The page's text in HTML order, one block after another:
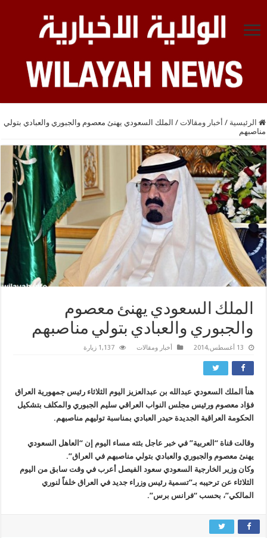
الرئيسية / أخبار ومقالات / الملك السعودي يهنئ معصوم والجبوري والعبادي بتولي
مناصبهم
الملك السعودي يهنئ معصوم
والجبوري والعبادي بتولي مناصبهم
13 أغسطس,2014 أخبار ومقالات 1,137 زيارة
هنأ الملك السعودي عبدالله بن عبدالعزيز اليوم الثلاثاء رئيس جمهورية العراق
فؤاد معصوم ورئيس مجلس النواب العراقي سليم الجبوري والمكلف بتشكيل
الحكومة العراقية الجديدة حيدر العبادي بمناسبة توليهم مناصبهم.
وقالت قناة “العربية” في خبر عاجل بثته مساء اليوم إن “العاهل السعودي
يهنئ معصوم والجبوري والعبادي بتولي مناصبهم في العراق”.
وكان وزير الخارجية السعودي سعود الفيصل أعرب في وقت سابق من اليوم
الثلاثاء عن ترحيبه بـ”تسمية رئيس وزراء جديد في العراق خلفاً لنوري
المالكي”، بحسب “فرانس برس”.